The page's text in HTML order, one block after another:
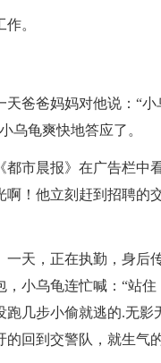
。
爸妈妈对他说：“小
乌龟爽快地答应了。
市晨报》在广告栏中
！他立刻赶到招聘的
，正在执勤，身后传
小乌龟连忙喊：“站住
几步小偷就逃的.无影
回到交警队，就生气